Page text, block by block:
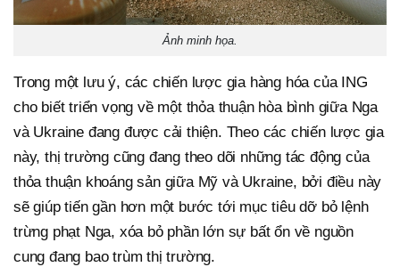
Ảnh minh họa.
Trong một lưu ý, các chiến lược gia hàng hóa của ING
cho biết triển vọng về một thỏa thuận hòa bình giữa Nga
và Ukraine đang được cải thiện. Theo các chiến lược gia
này, thị trường cũng đang theo dõi những tác động của
thỏa thuận khoáng sản giữa Mỹ và Ukraine, bởi điều này
sẽ giúp tiến gần hơn một bước tới mục tiêu dỡ bỏ lệnh
trừng phạt Nga, xóa bỏ phần lớn sự bất ổn về nguồn
cung đang bao trùm thị trường.